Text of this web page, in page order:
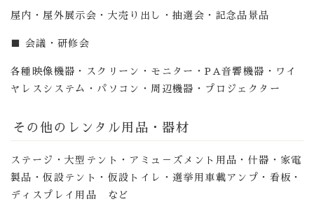
屋内・屋外展示会・大売り出し・抽選会・記念品景品
■ 会議・研修会
各種映像機器・スクリーン・モニター・PA音響機器・ワイ
ヤレスシステム・パソコン・周辺機器・プロジェクター
その他のレンタル用品・器材
ステージ・大型テント・アミュ－ズメント用品・什器・家電
製品・仮設テント・仮設トイレ・選挙用車載アンプ・看板・
ディスプレイ用品 など